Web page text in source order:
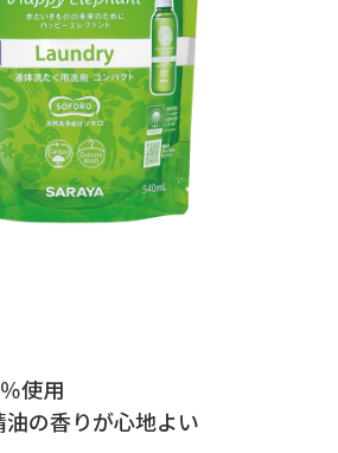
使用
の香りが心地よい